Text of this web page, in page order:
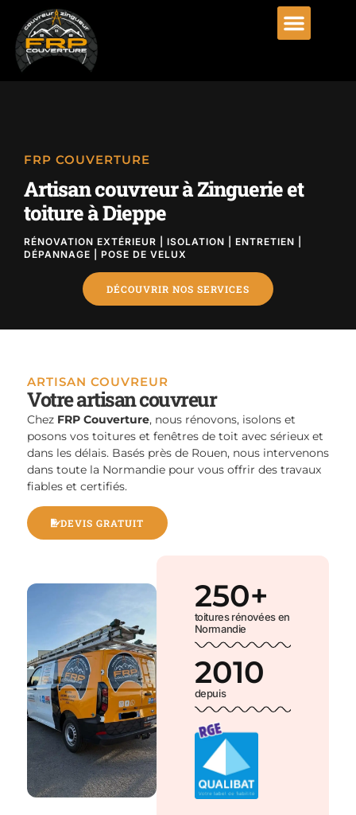
FRP COUVERTURE
Artisan couvreur à Zinguerie et
toiture à Dieppe
RÉNOVATION EXTÉRIEUR | ISOLATION | ENTRETIEN |
DÉPANNAGE | POSE DE VELUX
DÉCOUVRIR NOS SERVICES
toitures rénovées en
Normandie
250+
depuis
2010
ARTISAN COUVREUR
Votre artisan couvreur
Chez FRP Couverture, nous rénovons, isolons et
posons vos toitures et fenêtres de toit avec sérieux et
dans les délais. Basés près de Rouen, nous intervenons
dans toute la Normandie pour vous offrir des travaux
fiables et certifiés.
DEVIS GRATUIT